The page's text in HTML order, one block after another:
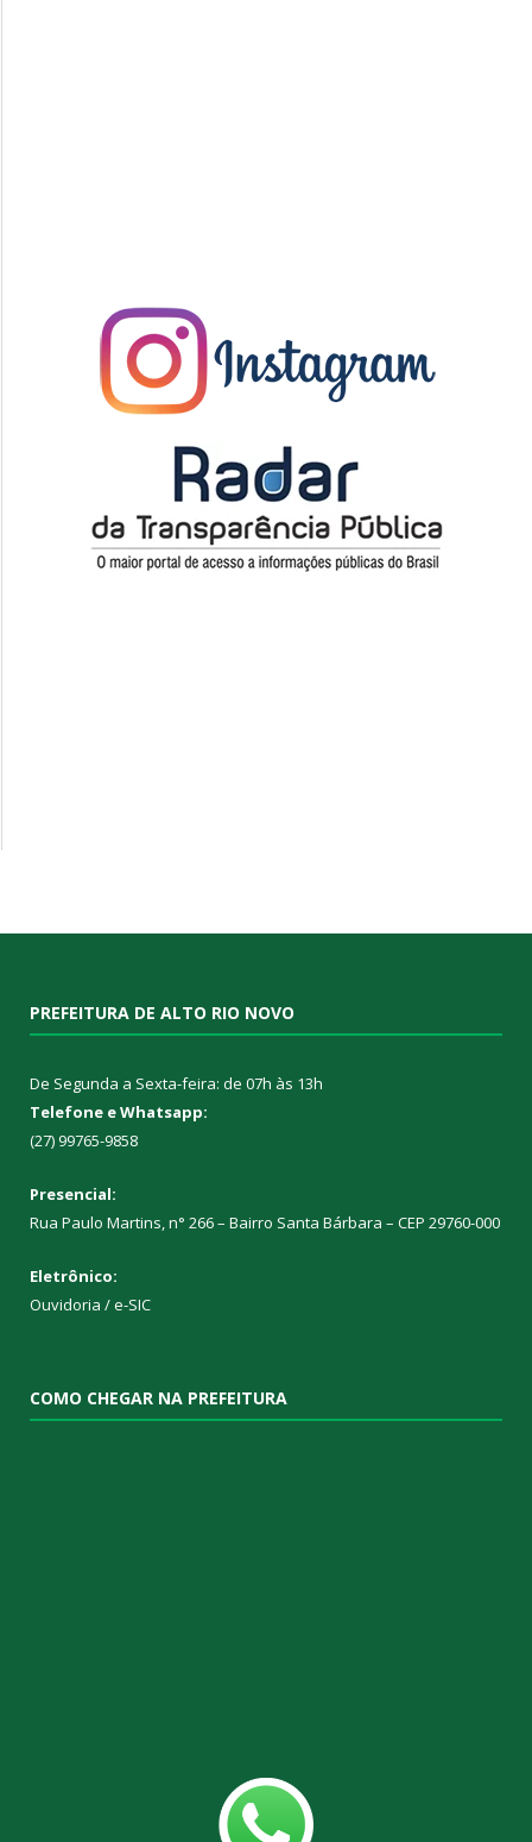
PREFEITURA DE ALTO RIO NOVO
De Segunda a Sexta-feira: de 07h às 13h
Telefone e Whatsapp:
(27) 99765-9858
Presencial:
Rua Paulo Martins, n° 266 – Bairro Santa Bárbara – CEP 29760-000
Eletrônico:
Ouvidoria /e-SIC
COMO CHEGAR NA PREFEITURA